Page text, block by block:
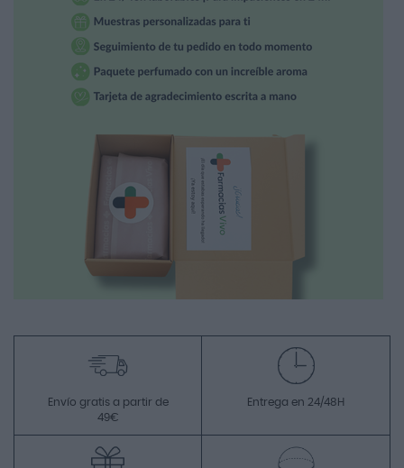
Envío gratis a partir de
49€
Entrega en 24/48H